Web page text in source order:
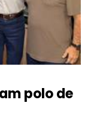
polo de